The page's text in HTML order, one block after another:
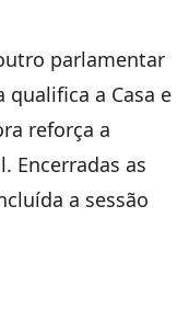
parlamentar
qualifica a Casa e
reforça a
Encerradas as
a sessão